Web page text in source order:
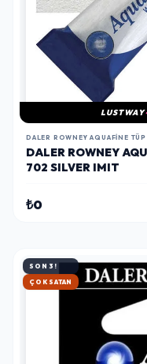
LUSTWAY
DALER ROWNEY AQUAFINE TÜP
DALER ROWNEY
702 SILVER IMIT
₺0
SON 3!
HIZLI KARGO